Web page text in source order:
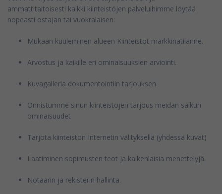
ammattitaitoisesti kaikki kiinteistöjen palveluihimme löytää
nopeasti ostajan tai vuokralaisen:
Mukaan kuuleminen alueen Kiinteistöt markkinatilanne.
Arvostus ja kaikille eri ominaisuuksien arviointi.
Kuvagalleria dokumentointiin tarjouksen
Onnistumme sinun kiinteistöjen tarjous meidän salkun
ominaisuudet
Tarjota kiinteistön Internetin välityksellä (yhdessä kuvat)
Laatiminen sopimusten teot ja kaikenlaisia menettelyjä.
Notaarin ja rekisterin hallinta.